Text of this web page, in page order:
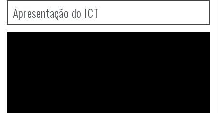
Apresentação do ICT